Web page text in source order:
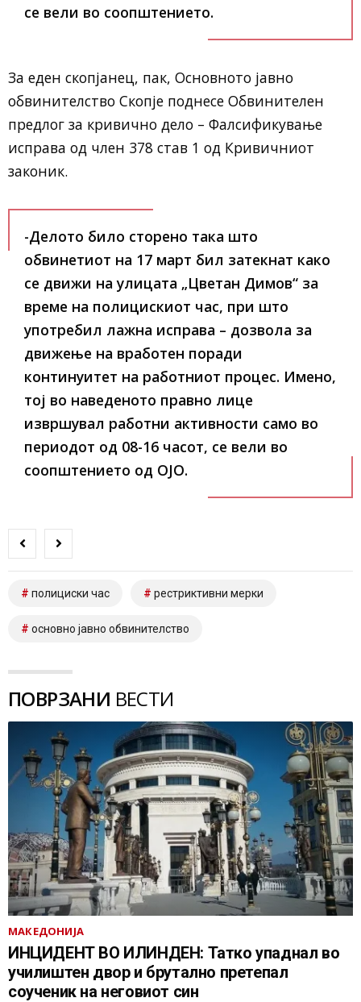
се вели во соопштението.
За еден скопјанец, пак, Основното јавно
обвинителство Скопје поднесе Обвинителен
предлог за кривично дело – Фалсификување
исправа од член 378 став 1 од Кривичниот
законик.
-Делото било сторено така што
обвинетиот на 17 март бил затекнат како
се движи на улицата „Цветан Димов“ за
време на полицискиот час, при што
употребил лажна исправа – дозвола за
движење на вработен поради
континуитет на работниот процес. Имено,
тој во наведеното правно лице
извршувал работни активности само во
периодот од 08-16 часот, се вели во
соопштението од ОЈО.
полициски час рестриктивни мерки
основно јавно обвинителство
ПОВРЗАНИ ВЕСТИ
МАКЕДОНИЈА
ИНЦИДЕНТ ВО ИЛИНДЕН: Татко упаднал во
училиштен двор и брутално претепал
соученик на неговиот син